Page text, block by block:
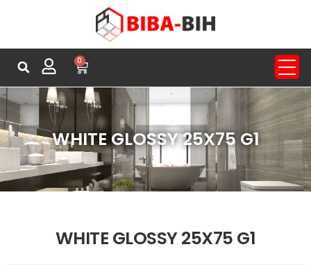
0
WHITE GLOSSY 25X75 G1
WHITE GLOSSY 25X75 G1